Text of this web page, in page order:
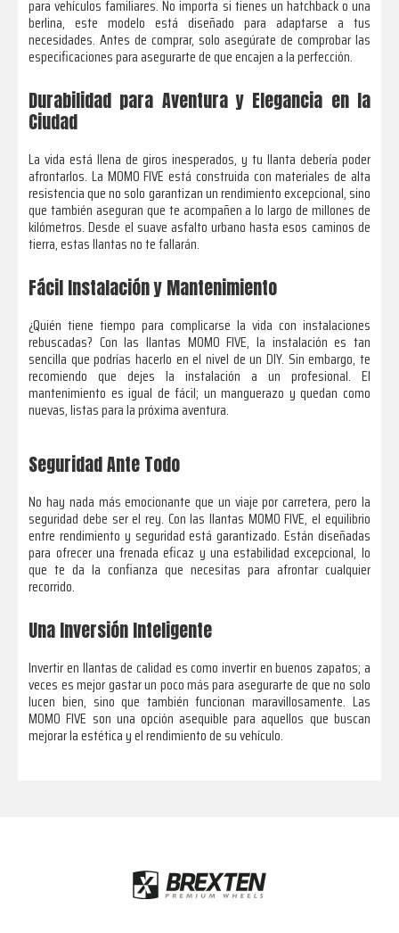
para vehículos familiares. No importa si tienes un hatchback o una
berlina, este modelo está diseñado para adaptarse a tus
necesidades. Antes de comprar, solo asegúrate de comprobar las
especificaciones para asegurarte de que encajen a la perfección.
Durabilidad para Aventura y Elegancia en la
Ciudad
La vida está llena de giros inesperados, y tu llanta debería poder
afrontarlos. La MOMO FIVE está construida con materiales de alta
resistencia que no solo garantizan un rendimiento excepcional, sino
que también aseguran que te acompañen a lo largo de millones de
kilómetros. Desde el suave asfalto urbano hasta esos caminos de
tierra, estas llantas no te fallarán.
Fácil Instalación y Mantenimiento
¿Quién tiene tiempo para complicarse la vida con instalaciones
rebuscadas? Con las llantas MOMO FIVE, la instalación es tan
sencilla que podrías hacerlo en el nivel de un DIY. Sin embargo, te
recomiendo que dejes la instalación a un profesional. El
mantenimiento es igual de fácil; un manguerazo y quedan como
nuevas, listas para la próxima aventura.
Seguridad Ante Todo
No hay nada más emocionante que un viaje por carretera, pero la
seguridad debe ser el rey. Con las llantas MOMO FIVE, el equilibrio
entre rendimiento y seguridad está garantizado. Están diseñadas
para ofrecer una frenada eficaz y una estabilidad excepcional, lo
que te da la confianza que necesitas para afrontar cualquier
recorrido.
Una Inversión Inteligente
Invertir en llantas de calidad es como invertir en buenos zapatos; a
veces es mejor gastar un poco más para asegurarte de que no solo
lucen bien, sino que también funcionan maravillosamente. Las
MOMO FIVE son una opción asequible para aquellos que buscan
mejorar la estética y el rendimiento de su vehículo.